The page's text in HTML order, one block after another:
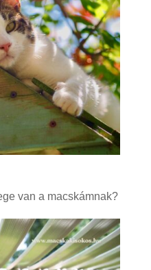
van a macskámnak?